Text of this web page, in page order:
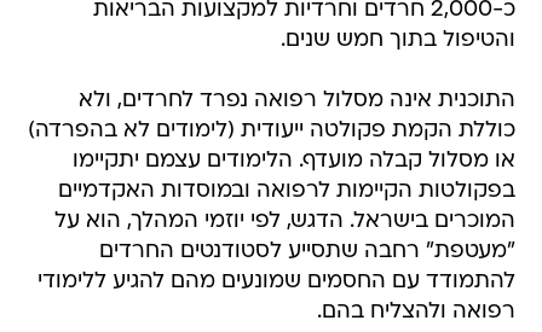
התוכנית אינה מסלול רפואה נפרד לחרדים, ולא
או מסלול קבלה מועדף. הלימודים עצמם יתקיימו
בפקולטות הקיימות לרפואה ובמוסדות האקדמיים
המוכרים בישראל. הדגש, לפי יוזמי המהלך, הוא על
"מעטפת" רחבה שתסייע לסטודנטים החרדים
להתמודד עם החסמים שמונעים מהם להגיע ללימודי
רפואה ולהצליח בהם.
בקרן קמ"ח מדגישים כי אחת המטרות המרכזיות היא